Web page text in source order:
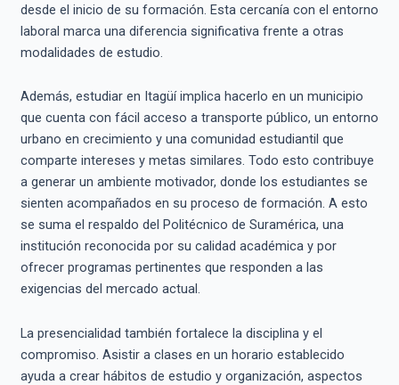
desde el inicio de su formación. Esta cercanía con el entorno
laboral marca una diferencia significativa frente a otras
modalidades de estudio.
Además, estudiar en Itagüí implica hacerlo en un municipio
que cuenta con fácil acceso a transporte público, un entorno
urbano en crecimiento y una comunidad estudiantil que
comparte intereses y metas similares. Todo esto contribuye
a generar un ambiente motivador, donde los estudiantes se
sienten acompañados en su proceso de formación. A esto
se suma el respaldo del Politécnico de Suramérica, una
institución reconocida por su calidad académica y por
ofrecer programas pertinentes que responden a las
exigencias del mercado actual.
La presencialidad también fortalece la disciplina y el
compromiso. Asistir a clases en un horario establecido
ayuda a crear hábitos de estudio y organización, aspectos